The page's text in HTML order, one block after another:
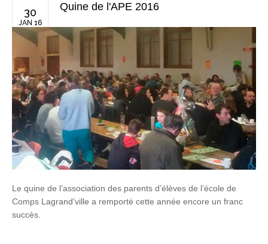
30
JAN 16
Quine de l'APE 2016
Le quine de l’association des parents d’élèves de l’école de
Comps Lagrand’ville a remporté cette année encore un franc
succès.